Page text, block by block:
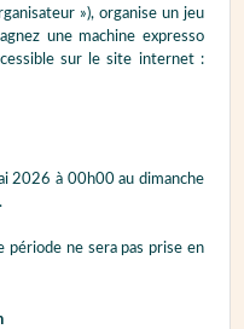
»), organise un jeu
une machine expresso
sur le site internet :
2026 à 00h00 au dimanche
période ne sera pas prise en